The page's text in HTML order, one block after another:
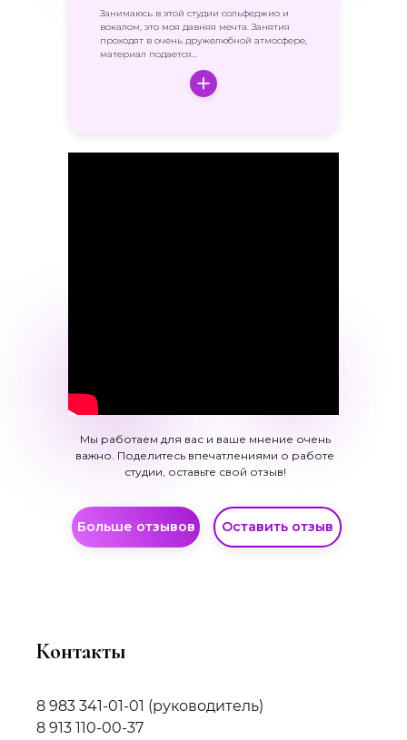
Занимаюсь в этой студии сольфеджио и
вокалом, это моя давняя мечта. Занятия
проходят в очень дружелюбной атмосфере,
материал подается...
Больше отзывов Оставить отзыв
Мы работаем для вас и ваше мнение очень
важно. Поделитесь впечатлениями о работе
студии, оставьте свой отзыв!
Контакты
8 983 341-01-01 (руководитель)
8 913 110-00-37